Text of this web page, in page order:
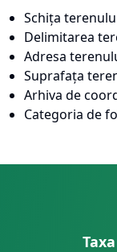
Schița
Delimitarea
Adresa
Suprafața
Arhiva de
Categoria de